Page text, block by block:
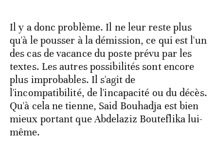
Il y a donc problème. Il ne leur reste plus
qu'à le pousser à la démission, ce qui est l'un
des cas de vacance du poste prévu par les
textes. Les autres possibilités sont encore
plus improbables. Il s'agit de
l'incompatibilité, de l'incapacité ou du décès.
Qu'à cela ne tienne, Said Bouhadja est bien
mieux portant que Abdelaziz Bouteflika lui-
même.